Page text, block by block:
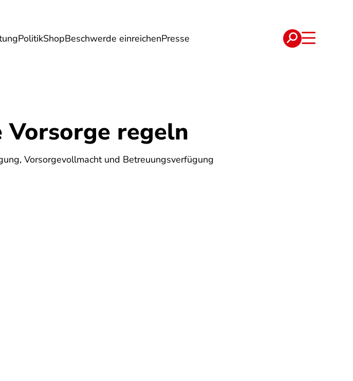
PolitikShopBeschwerde einreichenPresse
Energie Reise Verträge
regeln
Vorsorgevollmacht und Betreuungsverfügung